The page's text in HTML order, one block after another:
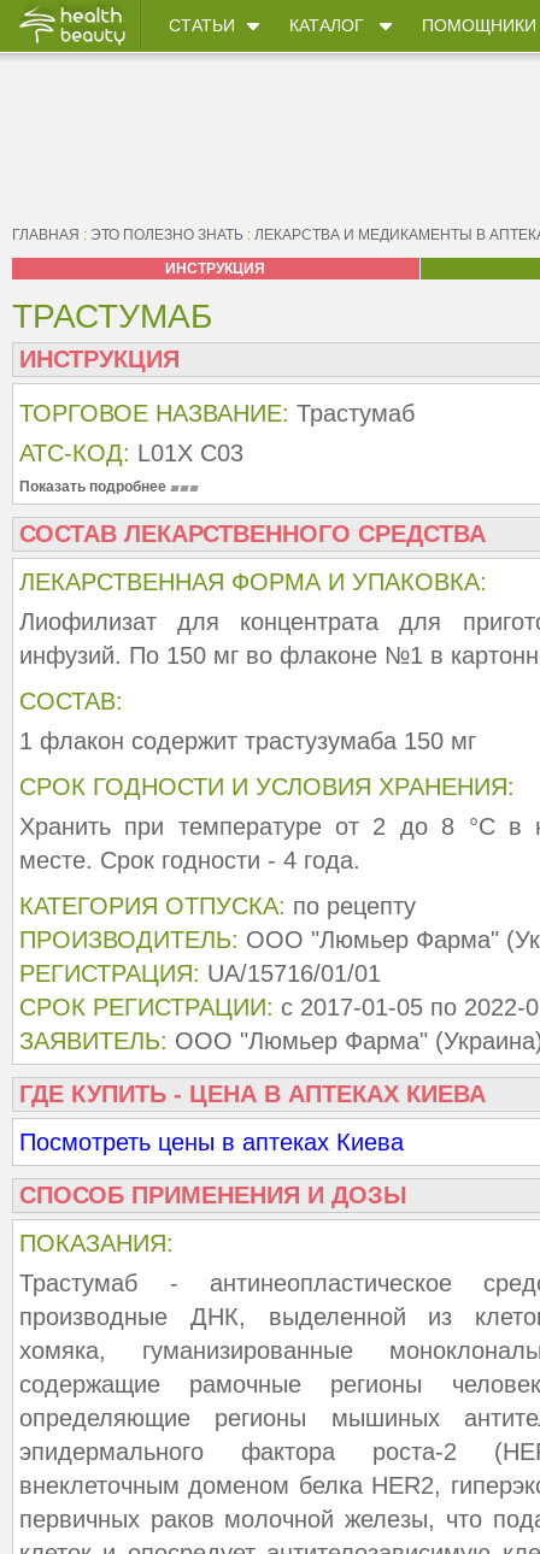
СТАТЬИ КАТАЛОГ ПОМОЩНИКИ
ГЛАВНАЯ : ЭТО ПОЛЕЗНО ЗНАТЬ : ЛЕКАРСТВА И МЕДИКАМЕНТЫ В
ИНСТРУКЦИЯ
ТРАСТУМАБ
ИНСТРУКЦИЯ
ТОРГОВОЕ НАЗВАНИЕ: Трастумаб
АТС-КОД: L01X C03
Показать подробнее
СОСТАВ ЛЕКАРСТВЕННОГО СРЕДСТВА
ЛЕКАРСТВЕННАЯ ФОРМА И УПАКОВКА:
Лиофилизат для концентрата для
инфузий. По 150 мг во флаконе №1 в
СОСТАВ:
1 флакон содержит трастузумаба 150 мг
СРОК ГОДНОСТИ И УСЛОВИЯ ХРАНЕНИЯ:
Хранить при температуре от 2 до 8 °С в
месте. Срок годности - 4 года.
КАТЕГОРИЯ ОТПУСКА: по рецепту
ПРОИЗВОДИТЕЛЬ: ООО "Люмьер Фарма"
РЕГИСТРАЦИЯ: UA/15716/01/01
СРОК РЕГИСТРАЦИИ: с 2017-01-05 по 2022-
ЗАЯВИТЕЛЬ: ООО "Люмьер Фарма"
ГДЕ КУПИТЬ - ЦЕНА В АПТЕКАХ КИЕВА
Посмотреть цены в аптеках Киева
СПОСОБ ПРИМЕНЕНИЯ И ДОЗЫ
ПОКАЗАНИЯ:
Трастумаб - антинеопластическое
производные ДНК, выделенной из
хомяка, гуманизированные
содержащие рамочные регионы
определяющие регионы мышиных
эпидермального фактора роста-2
внеклеточным доменом белка HER2,
первичных раков молочной железы, что